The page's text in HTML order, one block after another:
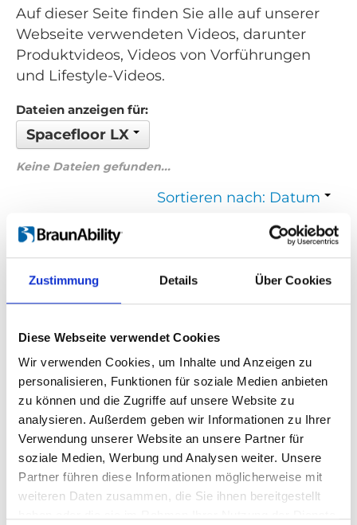
Zustimmung Details Über Cookies
Diese Webseite verwendet Cookies
Wir verwenden Cookies, um Inhalte und Anzeigen zu
personalisieren, Funktionen für soziale Medien anbieten
zu können und die Zugriffe auf unsere Website zu
analysieren. Außerdem geben wir Informationen zu Ihrer
Verwendung unserer Website an unsere Partner für
soziale Medien, Werbung und Analysen weiter. Unsere
Partner führen diese Informationen möglicherweise mit
weiteren Daten zusammen, die Sie ihnen bereitgestellt
Auf dieser Seite finden Sie alle auf unserer
Webseite verwendeten Videos, darunter
Produktvideos, Videos von Vorführungen
und Lifestyle-Videos.
Dateien anzeigen für:
Spacefloor LX
Keine Dateien gefunden...
Sortieren nach: Datum
Zurück
Wenn Sie nach einem Video zu einem bestimmten Produkt
Menü auf der linken Seite auswählen. Bitte beachten Sie, dass es
nicht zu allen Produkten eigene Videos gibt.
Einbetten
Unter jedem Video finden Sie einen Code, mit dem Sie das Video
auf Ihrer Webseite einbetten können.
Abonnieren
Abonnieren Sie hier unseren YouTube-Kanal, um sofort
benachrichtigt zu werden, wenn wir ein neues Video hochladen.